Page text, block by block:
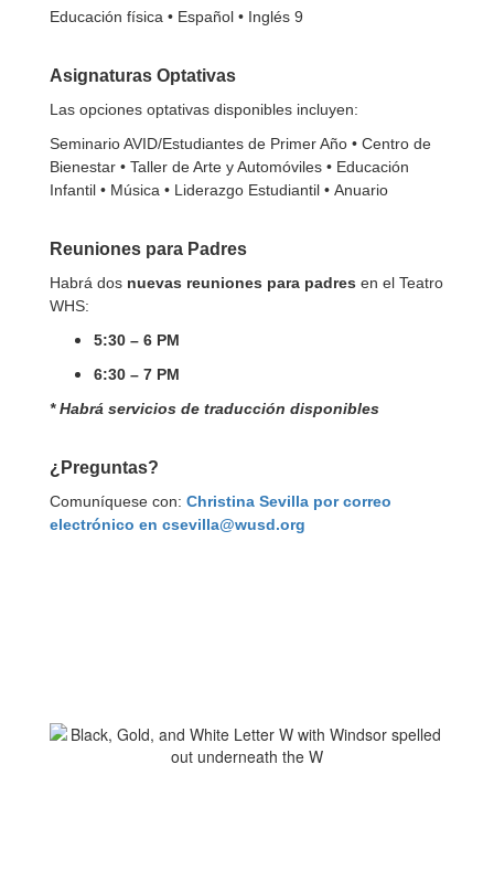
Educación física • Español • Inglés 9
Asignaturas Optativas
Las opciones optativas disponibles incluyen:
Seminario AVID/Estudiantes de Primer Año • Centro de
Bienestar • Taller de Arte y Automóviles • Educación
Infantil • Música • Liderazgo Estudiantil • Anuario
Reuniones para Padres
Habrá dos nuevas reuniones para padres en el Teatro
WHS:
5:30 – 6 PM
6:30 – 7 PM
* Habrá servicios de traducción disponibles
¿Preguntas?
Comuníquese con: Christina Sevilla por correo
electrónico en csevilla@wusd.org